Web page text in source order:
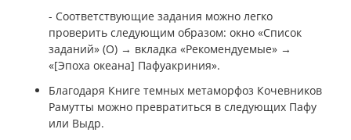
- Соответствующие задания можно легко
проверить следующим образом: окно «Список
заданий» (О) → вкладка «Рекомендуемые» →
«[Эпоха океана] Пафуакриния».
Благодаря Книге темных метаморфоз Кочевников
Рамутты можно превратиться в следующих Пафу
или Выдр.